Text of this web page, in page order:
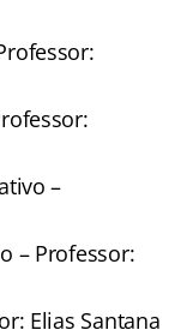
–
– Professor:
Elias Santana